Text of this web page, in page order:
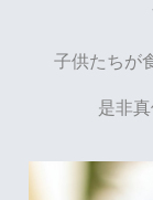
子供たちが
是非